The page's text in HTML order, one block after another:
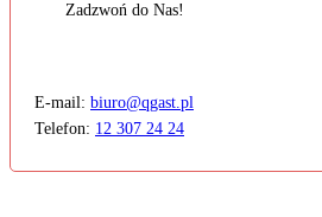
Zadzwoń do Nas!
E-mail: biuro@qgast.pl
Telefon: 12 307 24 24